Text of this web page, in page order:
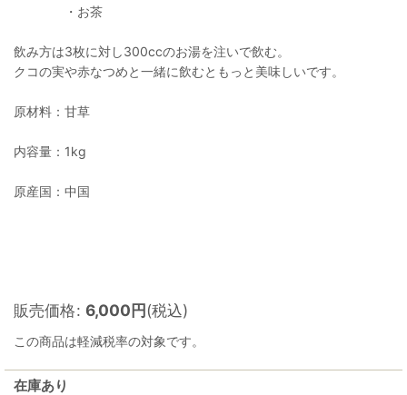
・お茶
飲み方は3枚に対し300ccのお湯を注いで飲む。
クコの実や赤なつめと一緒に飲むともっと美味しいです。
原材料：甘草
内容量：1kg
原産国：中国
販売価格: 6,000円(税込)
この商品は軽減税率の対象です。
在庫あり